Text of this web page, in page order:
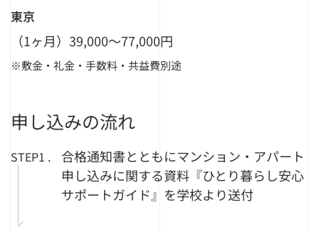
東京
（1ヶ月）39,000〜77,000円
敷金・礼金・手数料・共益費別途
申し込みの流れ
STEP1 .
合格通知書とともにマンション・アパート
申し込みに関する資料『ひとり暮らし安心
サポートガイド』を学校より送付